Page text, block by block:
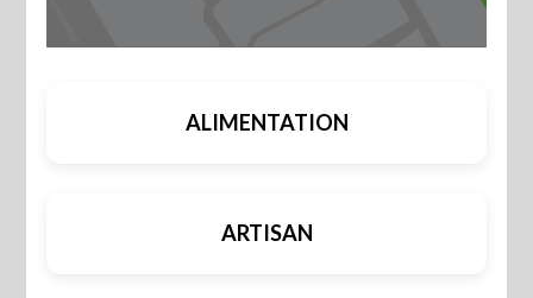
ALIMENTATION
ARTISAN